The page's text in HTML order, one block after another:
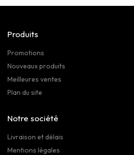
Produits
Promotions
Nouveaux produits
Meilleures ventes
Plan du site
Notre société
Livraison et délais
Mentions légales